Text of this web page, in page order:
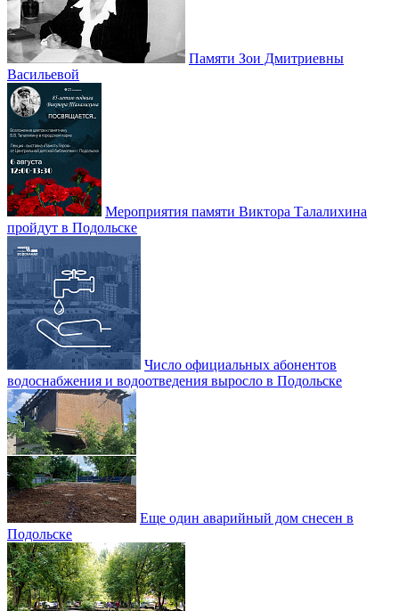
Памяти Зои Дмитриевны
Васильевой
Мероприятия памяти Виктора Талалихина
пройдут в Подольске
Число официальных абонентов
водоснабжения и водоотведения выросло в Подольске
Еще один аварийный дом снесен в
Подольске